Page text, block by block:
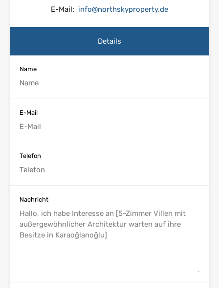
E-Mail: info@northskyproperty.de
Details
Name
E-Mail
Telefon
Nachricht